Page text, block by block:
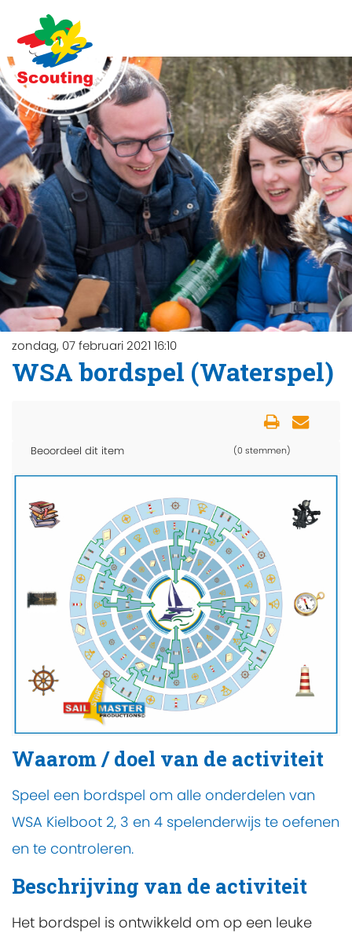
zondag, 07 februari 2021 16:10
WSA bordspel (Waterspel)
Beoordeel dit item (0 stemmen)
Waarom / doel van de activiteit
Speel een bordspel om alle onderdelen van
WSA Kielboot 2, 3 en 4 spelenderwijs te oefenen
en te controleren.
Beschrijving van de activiteit
Het bordspel is ontwikkeld om op een leuke